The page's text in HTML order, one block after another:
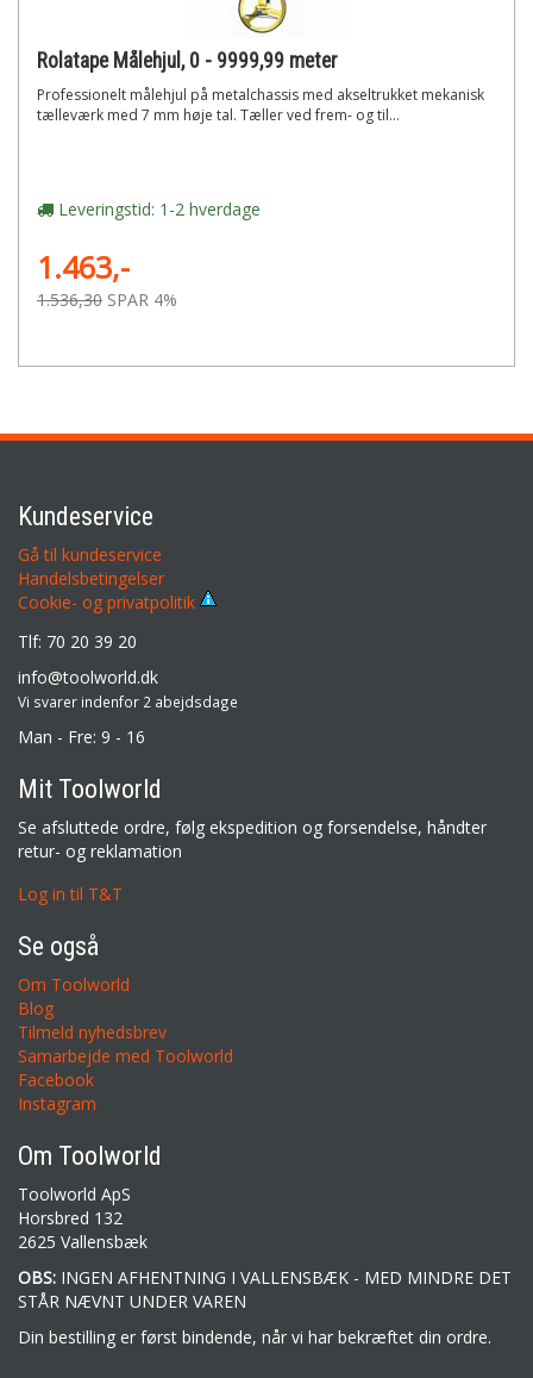
Rolatape Målehjul, 0 - 9999,99 meter
Professionelt målehjul på metalchassis med akseltrukket mekanisk
tælleværk med 7 mm høje tal. Tæller ved frem- og til...
Leveringstid: 1-2 hverdage
1.463,-
1.536,30 SPAR 4%
Kundeservice
Gå til kundeservice
Handelsbetingelser
Cookie- og privatpolitik
Tlf: 70 20 39 20
info@toolworld.dk
Vi svarer indenfor 2 abejdsdage
Man - Fre: 9 - 16
Mit Toolworld
Se afsluttede ordre, følg ekspedition og forsendelse, håndter
retur- og reklamation
Log in til T&T
Se også
Om Toolworld
Blog
Tilmeld nyhedsbrev
Samarbejde med Toolworld
Facebook
Instagram
Om Toolworld
Toolworld ApS
Horsbred 132
2625 Vallensbæk
OBS: INGEN AFHENTNING I VALLENSBÆK - MED MINDRE DET
STÅR NÆVNT UNDER VAREN
Din bestilling er først bindende, når vi har bekræftet din ordre.